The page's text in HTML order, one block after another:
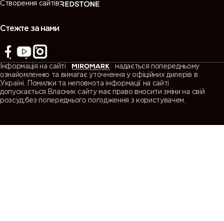
Створення сайтів
Стежте за нами
Інформація на сайті
надається попередньому
ознайомленню та вимагає уточнення у офіційних дилерів в
Україні. Помилки та неповнота інформації на сайті
допускається.Власник сайту має право вносити зміни на свій
розсуд,без попереднього погодження з користувачем.